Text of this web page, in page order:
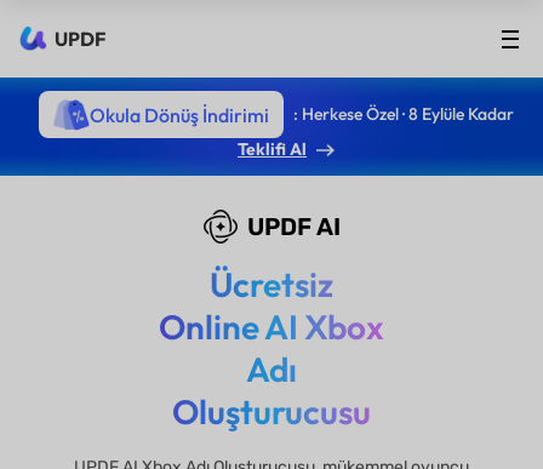
UPDF
Okula Dönüş İndirimi
: Herkese Özel · 8 Eylüle Kadar
Teklifi Al
UPDF AI
Ücretsiz
Online AI Xbox
Adı
Oluşturucusu